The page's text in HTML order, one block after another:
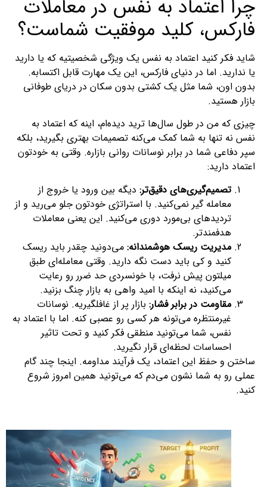
چرا اعتماد به نفس در معاملات
فارکس، کلید موفقیت شماست؟
شاید فکر کنید اعتماد به نفس یک ویژگی شخصیتیه که یا دارید
یا ندارید. اما در دنیای فارکس، این یک مهارت قابل اکتسابه.
بدون اون، شما مثل یک کشتی بدون سکان در دریای طوفانی
بازار هستید.
چیزی که من در طول سال‌ها ترید دیده‌ام، اینه که اعتماد به
نفس نه تنها به شما کمک می‌کنه تصمیمات بهتری بگیرید، بلکه
سپر دفاعی شما در برابر نوسانات روانی بازاره. وقتی به خودتون
اعتماد دارید:
تصمیم‌گیری‌های دقیق‌تر: دیگه بین ورود یا خروج از
معامله گیر نمی‌کنید. با استراتژی خودتون جلو می‌رید و از
تردیدهای بی‌مورد دوری می‌کنید. این یعنی معاملات
هدفمندتر.
مدیریت ریسک هوشمندانه: می‌دونید چقدر باید ریسک
کنید و کی باید دست نگه دارید. وقتی معامله‌ای طبق
میلتون پیش نرفت، با خونسردی حد ضرر رو رعایت
می‌کنید، نه اینکه با امید واهی به بازار چنگ بزنید.
مقاومت در برابر فشار: بازار پر از غافلگیریه. نوسانات
غیرمنتظره می‌تونه هر کسی رو عصبی کنه. اما با اعتماد به
نفس، شما می‌تونید منطقی فکر کنید و تحت تاثیر
احساسات لحظه‌ای قرار نگیرید.
ساختن و حفظ این اعتماد، یک فرآیند مداومه. اینجا چند گام
عملی رو به شما نشون می‌دم که می‌تونید همین امروز شروع
کنید.